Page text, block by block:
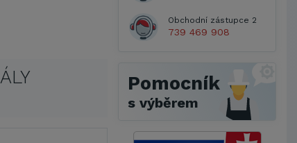
Obchodní zástupce 2
739 469 908
Pomocník
s výběrem